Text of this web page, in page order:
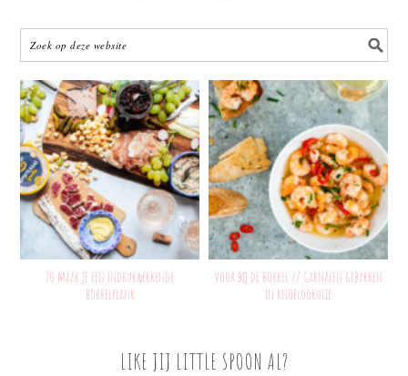
Zo maak je een indrukwekkende
borrelplank
Voor bij de borrel // Garnalen gebakken
in knoflookolie
LIKE JIJ LITTLE SPOON AL?